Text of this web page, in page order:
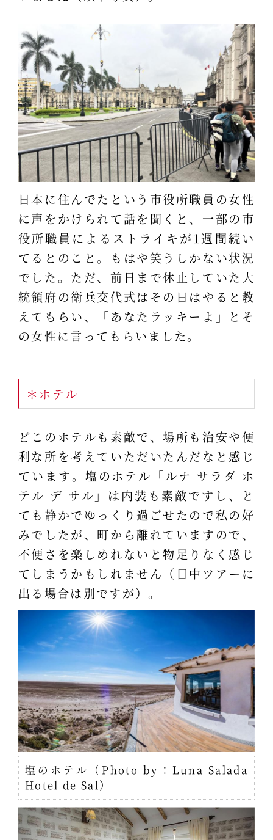
日本に住んでたという市役所職員の女性
に声をかけられて話を聞くと、一部の市
役所職員によるストライキが1週間続い
てるとのこと。もはや笑うしかない状況
でした。ただ、前日まで休止していた大
統領府の衛兵交代式はその日はやると教
えてもらい、「あなたラッキーよ」とそ
の女性に言ってもらいました。
＊ホテル
どこのホテルも素敵で、場所も治安や便
利な所を考えていただいたんだなと感じ
ています。塩のホテル「ルナ サラダ ホ
テル デ サル」は内装も素敵ですし、と
ても静かでゆっくり過ごせたので私の好
みでしたが、町から離れていますので、
不便さを楽しめれないと物足りなく感じ
てしまうかもしれません（日中ツアーに
出る場合は別ですが）。
塩のホテル（Photo by：Luna Salada
Hotel de Sal）